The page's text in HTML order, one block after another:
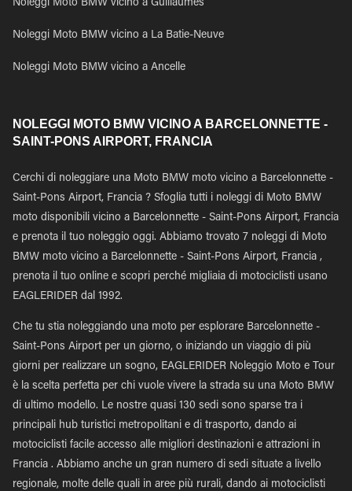
Noleggi Moto BMW vicino a Guillaumes
Noleggi Moto BMW vicino a La Batie-Neuve
Noleggi Moto BMW vicino a Ancelle
NOLEGGI MOTO BMW VICINO A BARCELONNETTE -
SAINT-PONS AIRPORT, FRANCIA
Cerchi di noleggiare una Moto BMW moto vicino a Barcelonnette -
Saint-Pons Airport, Francia ? Sfoglia tutti i noleggi di Moto BMW
moto disponibili vicino a Barcelonnette - Saint-Pons Airport, Francia
e prenota il tuo noleggio oggi. Abbiamo trovato 7 noleggi di Moto
BMW moto vicino a Barcelonnette - Saint-Pons Airport, Francia ,
prenota il tuo online e scopri perché migliaia di motociclisti usano
EAGLERIDER dal 1992.
Che tu stia noleggiando una moto per esplorare Barcelonnette -
Saint-Pons Airport per un giorno, o iniziando un viaggio di più
giorni per realizzare un sogno, EAGLERIDER Noleggio Moto e Tour
è la scelta perfetta per chi vuole vivere la strada su una Moto BMW
di ultimo modello. Le nostre quasi 130 sedi sono sparse tra i
principali hub turistici metropolitani e di trasporto, dando ai
motociclisti facile accesso alle migliori destinazioni e attrazioni in
Francia . Abbiamo anche un gran numero di sedi situate a livello
regionale, molte delle quali in aree più rurali, dando ai motociclisti